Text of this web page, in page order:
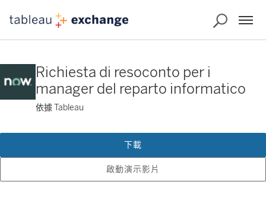
Richiesta di resoconto per i
manager del reparto informatico
依據 Tableau
啟動演示影片
下載